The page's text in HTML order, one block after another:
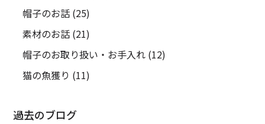
帽子のお話 (25)
素材のお話 (21)
帽子のお取り扱い・お手入れ (12)
猫の魚獲り (11)
過去のブログ